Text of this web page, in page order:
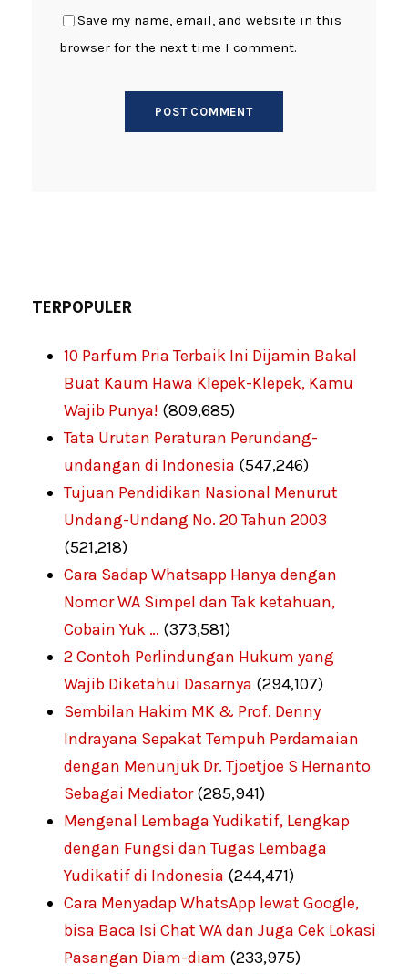
Save my name, email, and website in this
browser for the next time I comment.
TERPOPULER
10 Parfum Pria Terbaik Ini Dijamin Bakal
Buat Kaum Hawa Klepek-Klepek, Kamu
Wajib Punya! (809,685)
Tata Urutan Peraturan Perundang-
undangan di Indonesia (547,246)
Tujuan Pendidikan Nasional Menurut
Undang-Undang No. 20 Tahun 2003
(521,218)
Cara Sadap Whatsapp Hanya dengan
Nomor WA Simpel dan Tak ketahuan,
Cobain Yuk … (373,581)
2 Contoh Perlindungan Hukum yang
Wajib Diketahui Dasarnya (294,107)
Sembilan Hakim MK & Prof. Denny
Indrayana Sepakat Tempuh Perdamaian
dengan Menunjuk Dr. Tjoetjoe S Hernanto
Sebagai Mediator (285,941)
Mengenal Lembaga Yudikatif, Lengkap
dengan Fungsi dan Tugas Lembaga
Yudikatif di Indonesia (244,471)
Cara Menyadap WhatsApp lewat Google,
bisa Baca Isi Chat WA dan Juga Cek Lokasi
Pasangan Diam-diam (233,975)